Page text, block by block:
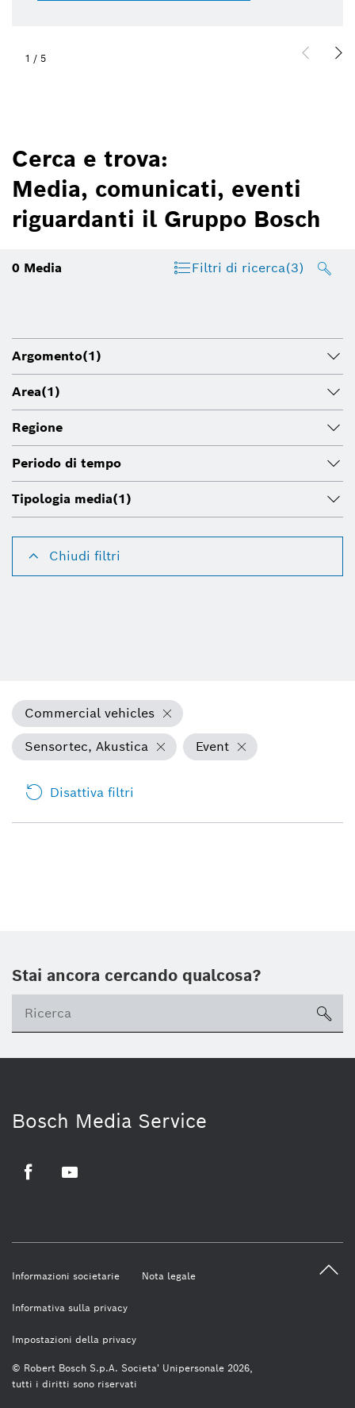
1 / 5
Cerca e trova:
Media, comunicati, eventi
riguardanti il Gruppo Bosch
0 Media Filtri di ricerca(3)
Argomento(1)
Area(1)
Regione
Periodo di tempo
Tipologia media(1)
Chiudi filtri
Commercial vehicles
Sensortec, Akustica
Event
Disattiva filtri
Stai ancora cercando qualcosa?
Bosch Media Service
© Robert Bosch S.p.A. Societa' Unipersonale 2026,
tutti i diritti sono riservati
Informazioni societarie Nota legale
Informativa sulla privacy
Impostazioni della privacy